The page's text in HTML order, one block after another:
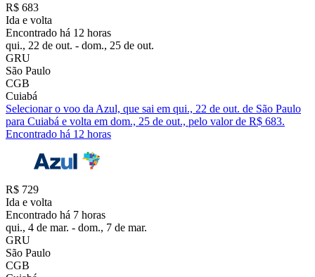
R$ 683
Ida e volta
Encontrado há 12 horas
qui., 22 de out. - dom., 25 de out.
GRU
São Paulo
CGB
Cuiabá
Selecionar o voo da Azul, que sai em qui., 22 de out. de São Paulo
para Cuiabá e volta em dom., 25 de out., pelo valor de R$ 683.
Encontrado há 12 horas
R$ 729
Ida e volta
Encontrado há 7 horas
qui., 4 de mar. - dom., 7 de mar.
GRU
São Paulo
CGB